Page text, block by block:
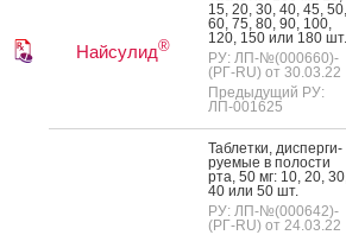
Найсулид®
15, 20, 30, 40, 45, 50,
60, 75, 80, 90, 100,
120, 150 или 180 шт.
РУ: ЛП-№(000660)-
(РГ-RU) от 30.03.22
Предыдущий РУ:
ЛП-001625
Таб­летки, дис­перги­
ру­емые в по­лос­ти
рта, 50 мг: 10, 20, 30,
40 или 50 шт.
РУ: ЛП-№(000642)-
(РГ-RU) от 24.03.22